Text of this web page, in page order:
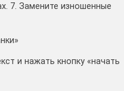
7. Замените изношенные
и нажать кнопку «начать